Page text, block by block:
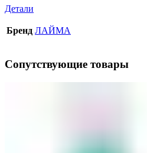
Детали
Бренд ЛАЙМА
Сопутствующие товары